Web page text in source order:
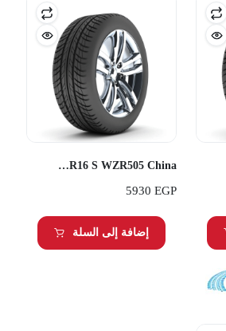
Transmate 245/75R16 S WZR505 China
5930 EGP
إضافة إلى السلة